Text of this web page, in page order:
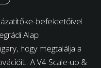
befektetőivel
Alap
hogy megtalálja a
A V4 Scale-up &